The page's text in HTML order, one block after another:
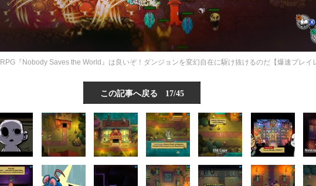
『Nobody Saves the World』は良いぞ！ダンジョンを変幻自在に駆け抜けるのだ【爆速プレイ
この記事へ戻る 17/45